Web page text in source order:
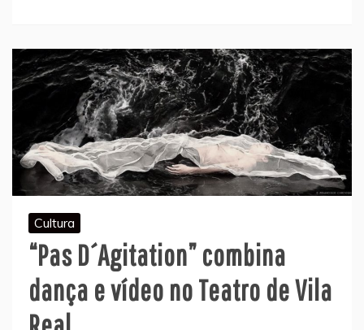
Cultura
“Pas D´Agitation” combina
dança e vídeo no Teatro de Vila